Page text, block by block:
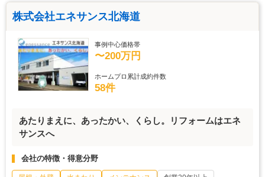
株式会社エネサンス北海道
事例中心価格帯
〜200万円
ホームプロ累計成約件数
58件
あたりまえに、あったかい、くらし。リフォームはエネ
サンスへ
会社の特徴・得意分野